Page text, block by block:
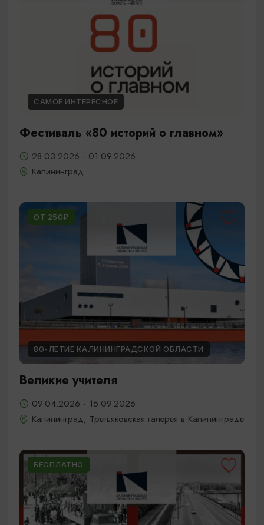
САМОЕ ИНТЕРЕСНОЕ
Фестиваль «80 историй о главном»
28.03.2026 - 01.09.2026
Калининград
ОТ 250₽
80-ЛЕТИЕ КАЛИНИНГРАДСКОЙ ОБЛАСТИ
Великие учителя
09.04.2026 - 15.09.2026
Калининград, Третьяковская галерея в Калининграде
БЕСПЛАТНО